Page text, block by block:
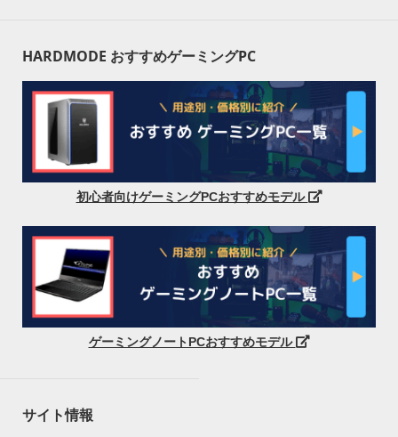
HARDMODE おすすめゲーミングPC
初心者向けゲーミングPCおすすめモデル
ゲーミングノートPCおすすめモデル
サイト情報